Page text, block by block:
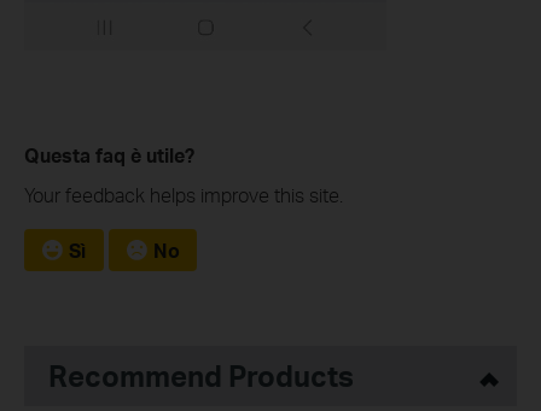
Questa faq è utile?
Your feedback helps improve this site.
Sì No
Recommend Products